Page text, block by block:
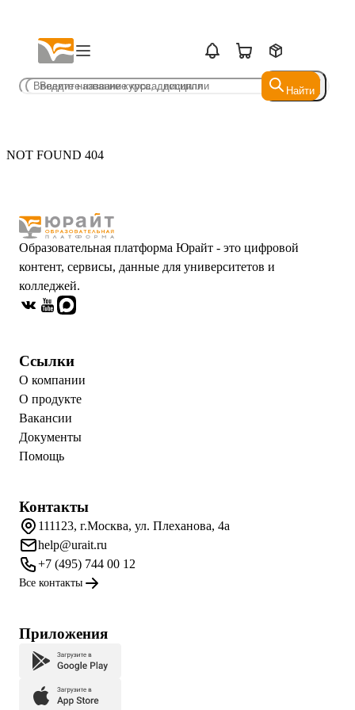
Найти
Найти
NOT FOUND 404
Образовательная платформа Юрайт - это цифровой
контент, сервисы, данные для университетов и
колледжей.
Ссылки
О компании
О продукте
Вакансии
Документы
Помощь
Контакты
111123, г.Москва, ул. Плеханова, 4а
help@urait.ru
+7 (495) 744 00 12
Все контакты
Приложения